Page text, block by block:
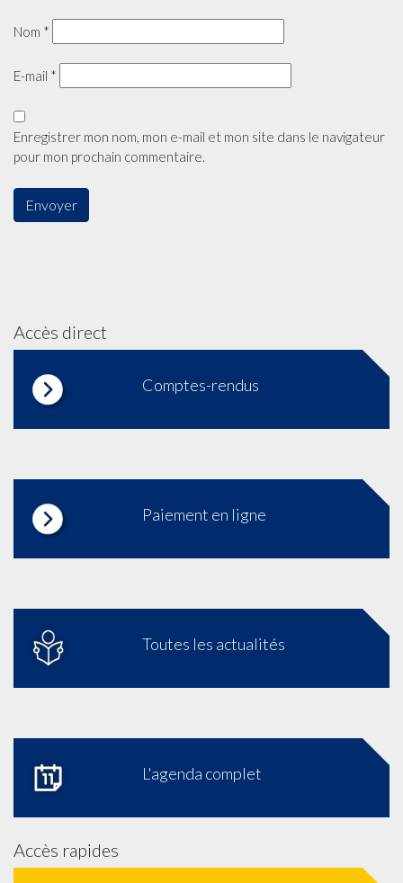
Nom *
E-mail *
Enregistrer mon nom, mon e-mail et mon site dans le navigateur
pour mon prochain commentaire.
Accès direct
Comptes-rendus
Paiement en ligne
Toutes les actualités
L'agenda complet
Accès rapides